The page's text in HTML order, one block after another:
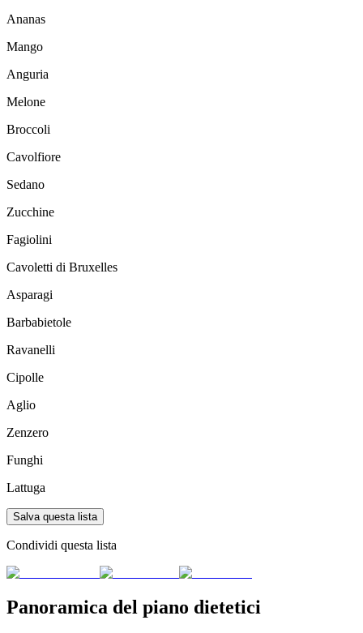
Ananas
Mango
Anguria
Melone
Broccoli
Cavolfiore
Sedano
Zucchine
Fagiolini
Cavoletti di Bruxelles
Asparagi
Barbabietole
Ravanelli
Cipolle
Aglio
Zenzero
Funghi
Lattuga
Salva questa lista
Condividi questa lista
Panoramica del piano dietetici